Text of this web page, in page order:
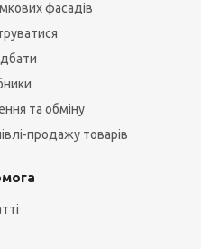
фасадів
та обміну
продажу товарів